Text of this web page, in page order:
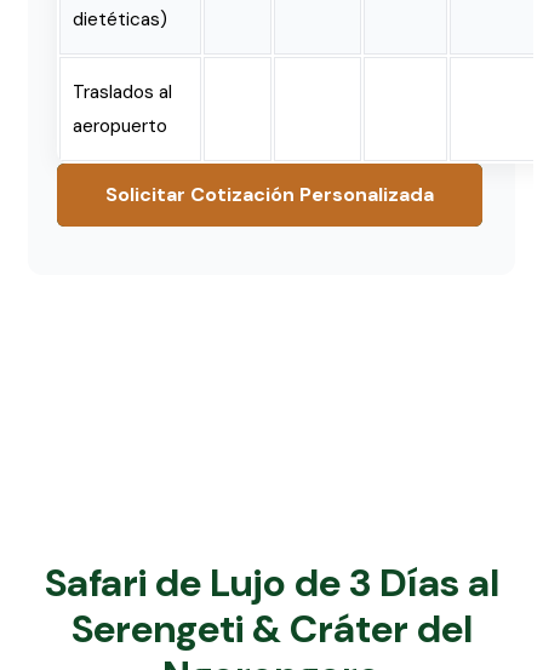
dietéticas)
Traslados al
aeropuerto
Solicitar Cotización Personalizada
Safari de Lujo de 3 Días al
Serengeti & Cráter del